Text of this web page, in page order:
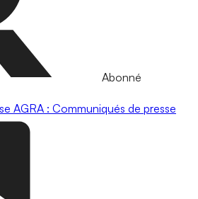
Abonné
AGRA : Communiqués de presse